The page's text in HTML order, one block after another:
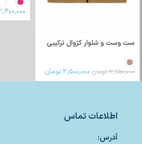
ست وست و شلوار کژوال ترکیبی
۳,۷۵۰,۰۰۰ تومان ۲,۵۰۰,۰۰۰تومان
اطلاعات تماس
آدرس: